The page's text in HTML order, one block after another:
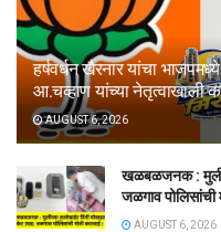
हर्षवर्धन खैरनार यांचा
आ.चव्हाण यांच्या नेतृत्वाखाली
AUGUST 6, 2026
खळबळजनक :
जळगाव पोलिसांची
AUGUST 6, 2026